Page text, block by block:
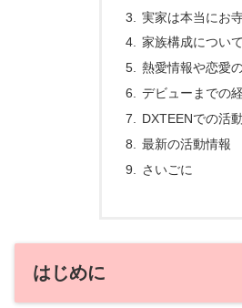
実家は本当にお
家族構成について
熱愛情報や恋愛
デビューまでの
DXTEENでの活
最新の活動情報
さいごに
はじめに